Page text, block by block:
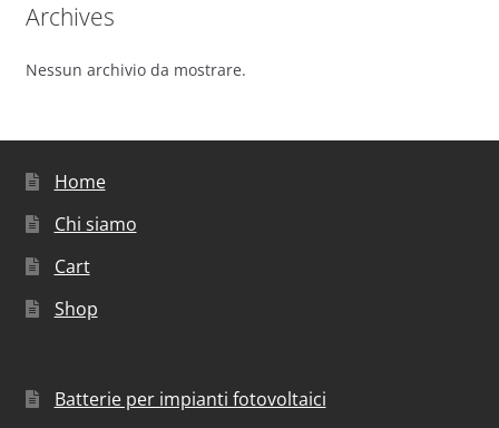
Archives
Nessun archivio da mostrare.
Home
Chi siamo
Cart
Shop
Batterie per impianti fotovoltaici